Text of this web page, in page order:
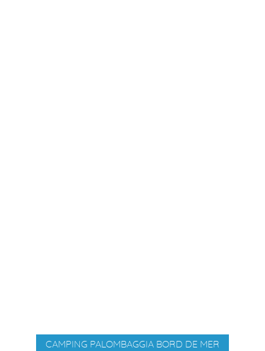
CAMPING PALOMBAGGIA BORD DE MER